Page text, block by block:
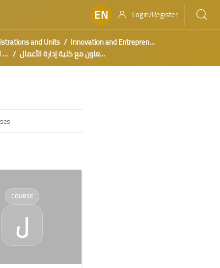
EN
Login/Register
and Units
Innovation and Entrepreneurship
ورش عمل بالتعاون مع كلية إدارة الأعمال
COURSE
ل